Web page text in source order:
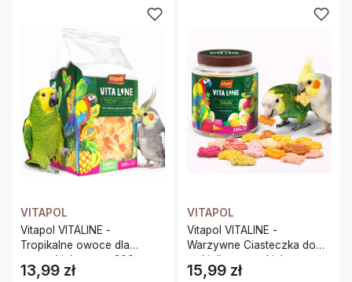
VITAPOL
Vitapol VITALINE -
Tropikalne owoce dla
wszystkich papug 200g
Cena
13,99 zł
VITAPOL
Vitapol VITALINE -
Warzywne Ciasteczka do
łapki dla wszystkich papug
240g
Cena
15,99 zł